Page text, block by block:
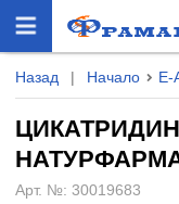
Назад | Начало Е-
Арт. №: 30019683